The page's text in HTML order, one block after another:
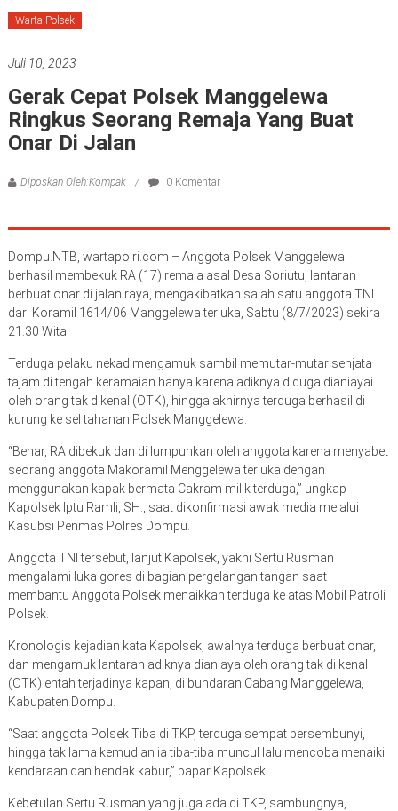
Warta Polsek
Juli 10, 2023
Gerak Cepat Polsek Manggelewa
Ringkus Seorang Remaja Yang Buat
Onar Di Jalan
Diposkan Oleh:Kompak 0 Komentar
Dompu.NTB, wartapolri.com – Anggota Polsek Manggelewa
berhasil membekuk RA (17) remaja asal Desa Soriutu, lantaran
berbuat onar di jalan raya, mengakibatkan salah satu anggota TNI
dari Koramil 1614/06 Manggelewa terluka, Sabtu (8/7/2023) sekira
21.30 Wita.
Terduga pelaku nekad mengamuk sambil memutar-mutar senjata
tajam di tengah keramaian hanya karena adiknya diduga dianiayai
oleh orang tak dikenal (OTK), hingga akhirnya terduga berhasil di
kurung ke sel tahanan Polsek Manggelewa.
“Benar, RA dibekuk dan di lumpuhkan oleh anggota karena menyabet
seorang anggota Makoramil Menggelewa terluka dengan
menggunakan kapak bermata Cakram milik terduga,” ungkap
Kapolsek Iptu Ramli, SH., saat dikonfirmasi awak media melalui
Kasubsi Penmas Polres Dompu.
Anggota TNI tersebut, lanjut Kapolsek, yakni Sertu Rusman
mengalami luka gores di bagian pergelangan tangan saat
membantu Anggota Polsek menaikkan terduga ke atas Mobil Patroli
Polsek.
Kronologis kejadian kata Kapolsek, awalnya terduga berbuat onar,
dan mengamuk lantaran adiknya dianiaya oleh orang tak di kenal
(OTK) entah terjadinya kapan, di bundaran Cabang Manggelewa,
Kabupaten Dompu.
“Saat anggota Polsek Tiba di TKP, terduga sempat bersembunyi,
hingga tak lama kemudian ia tiba-tiba muncul lalu mencoba menaiki
kendaraan dan hendak kabur,” papar Kapolsek.
Kebetulan Sertu Rusman yang juga ada di TKP, sambungnya,